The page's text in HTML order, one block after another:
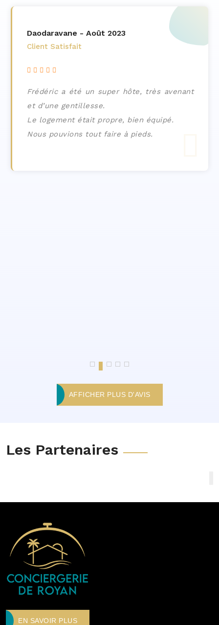
René - juillet 2023
Client Satisfait
Très bon accueil sympathique et
chaleureux de Fréderic, celui-ci est aux
petits soins.
Le logement refait à neuf est fidèle aux
AFFICHER PLUS D'AVIS
Les Partenaires
EN SAVOIR PLUS